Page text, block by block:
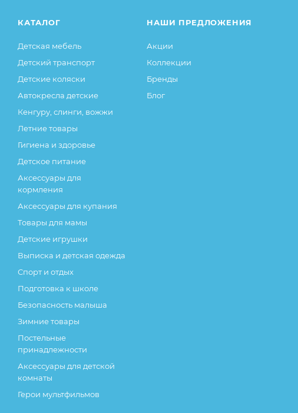
КАТАЛОГ
Детская мебель
Детский транспорт
Детские коляски
Автокресла детские
Кенгуру, слинги, вожжи
Летние товары
Гигиена и здоровье
Детское питание
Аксессуары для
кормления
Аксессуары для купания
Товары для мамы
Детские игрушки
Выписка и детская одежда
Спорт и отдых
Подготовка к школе
Безопасность малыша
Зимние товары
Постельные
принадлежности
Аксессуары для детской
комнаты
Герои мультфильмов
НАШИ ПРЕДЛОЖЕНИЯ
Акции
Коллекции
Бренды
Блог